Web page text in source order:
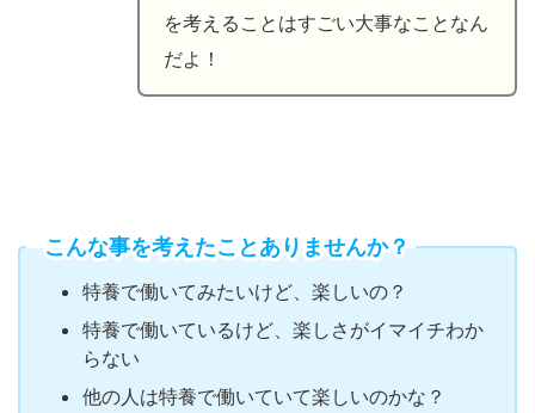
を考えることはすごい大事なことなん
だよ！
こんな事を考えたことありませんか？
特養で働いてみたいけど、楽しいの？
特養で働いているけど、楽しさがイマイチわか
らない
他の人は特養で働いていて楽しいのかな？